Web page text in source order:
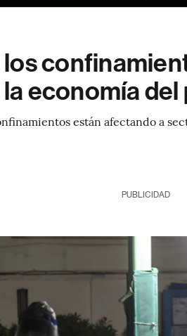
los
economía del
están afectando a
PUBLICIDAD